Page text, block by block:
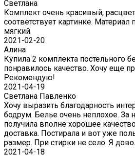
Светлана
Комплект очень красивый,
соответствует картинке.
мягкий.
2021-02-20
Алина
Купила 2 комплекта постельного
понравилось качество. Хочу еще
Рекомендую!
2021-04-19
Светлана Павленко
Хочу выразить благодарность
бодрум. Белье очень неплохое. За
получила вполне хорошее
доставка. Постирала и вот уже
размер. При стирки не село. Я
2021-04-18